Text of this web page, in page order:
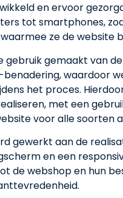
en ervoor
tot smartphones,
ze de website
gebruik gemaakt van
waardoor
het proces.
met een
voor alle soorten
gewerkt aan de
en een
de webshop en hun